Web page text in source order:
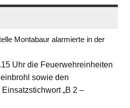
Montabaur alarmierte in der
Uhr die Feuerwehreinheiten
sowie den
„B 2 –